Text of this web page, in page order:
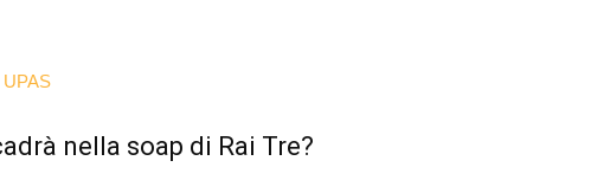
nella soap di Rai Tre?